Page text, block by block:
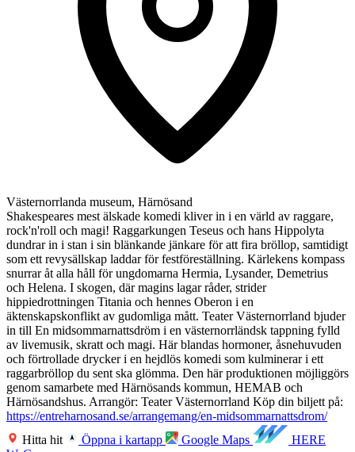
Västernorrlanda museum, Härnösand
Shakespeares mest älskade komedi kliver in i en värld av raggare,
rock'n'roll och magi! Raggarkungen Teseus och hans Hippolyta
dundrar in i stan i sin blänkande jänkare för att fira bröllop, samtidigt
som ett revysällskap laddar för festföreställning. Kärlekens kompass
snurrar åt alla håll för ungdomarna Hermia, Lysander, Demetrius
och Helena. I skogen, där magins lagar råder, strider
hippiedrottningen Titania och hennes Oberon i en
äktenskapskonflikt av gudomliga mått. Teater Västernorrland bjuder
in till En midsommarnattsdröm i en västernorrländsk tappning fylld
av livemusik, skratt och magi. Här blandas hormoner, åsnehuvuden
och förtrollade drycker i en hejdlös komedi som kulminerar i ett
raggarbröllop du sent ska glömma. Den här produktionen möjliggörs
genom samarbete med Härnösands kommun, HEMAB och
Härnösandshus. Arrangör: Teater Västernorrland Köp din biljett på:
https://entreharnosand.se/arrangemang/en-midsommarnattsdrom/
Hitta hit
Öppna i kartapp Google Maps
HERE